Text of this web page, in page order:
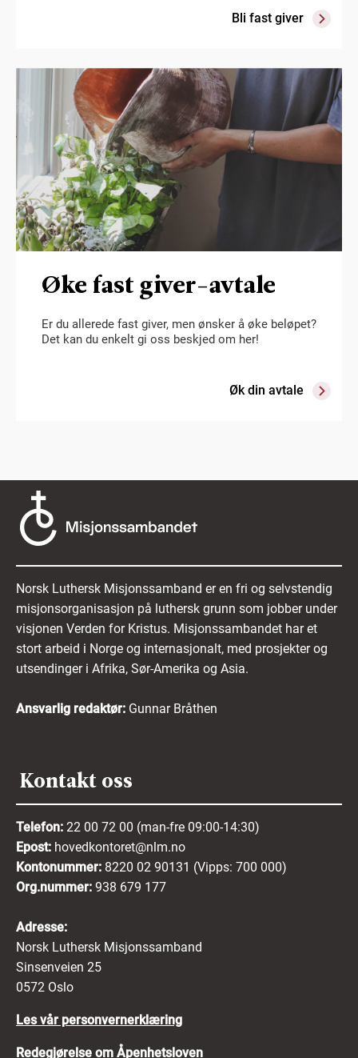
Bli fast giver
Øke fast giver-avtale
Er du allerede fast giver, men ønsker å øke beløpet?
Det kan du enkelt gi oss beskjed om her!
Øk din avtale
Norsk Luthersk Misjonssamband er en fri og selvstendig
misjonsorganisasjon på luthersk grunn som jobber under
visjonen Verden for Kristus. Misjonssambandet har et
stort arbeid i Norge og internasjonalt, med prosjekter og
utsendinger i Afrika, Sør-Amerika og Asia.
Ansvarlig redaktør: Gunnar Bråthen
Kontakt oss
Telefon: 22 00 72 00 (man-fre 09:00-14:30)
Epost: hovedkontoret@nlm.no
Kontonummer: 8220 02 90131 (Vipps: 700 000)
Org.nummer: 938 679 177
Adresse:
Norsk Luthersk Misjonssamband
Sinsenveien 25
0572 Oslo
Les vår personvernerklæring
Redegjørelse om Åpenhetsloven